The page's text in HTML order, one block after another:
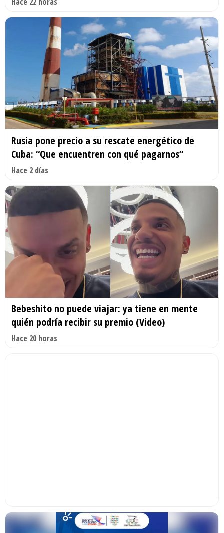
Rusia pone precio a su rescate energético de
Cuba: “Que encuentren con qué pagarnos”
Hace 2 días
Bebeshito no puede viajar: ya tiene en mente
quién podría recibir su premio (Video)
Hace 20 horas